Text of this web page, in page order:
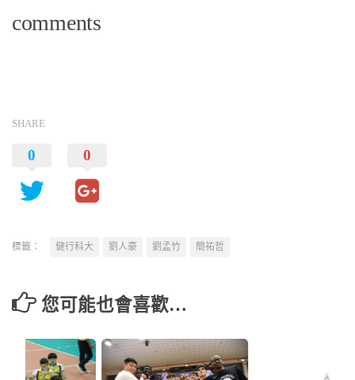
comments
SHARE
0 0
標籤： 健行科大 劉人豪 劉孟竹 簡祐哲
您可能也會喜歡…